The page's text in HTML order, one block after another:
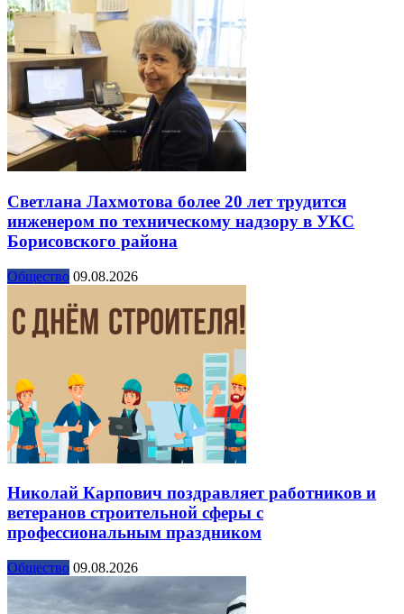
Светлана Лахмотова более 20 лет трудится
инженером по техническому надзору в УКС
Борисовского района
Общество 09.08.2026
Николай Карпович поздравляет работников и
ветеранов строительной сферы с
профессиональным праздником
Общество 09.08.2026